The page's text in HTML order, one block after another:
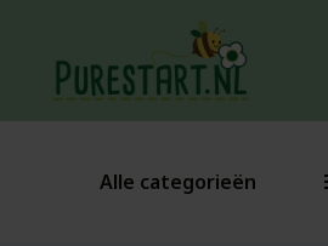
Alle categorieën